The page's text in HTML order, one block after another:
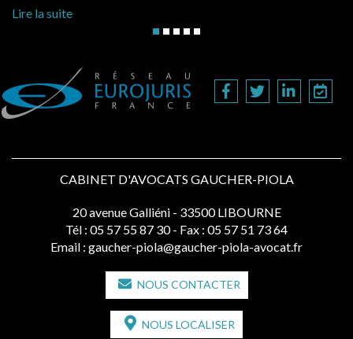
CABINET D'AVOCATS GAUCHER-PIOLA
20 avenue Galliéni - 33500 LIBOURNE
Tél : 05 57 55 87 30 - Fax : 05 57 51 73 64
Email : gaucher-piola@gaucher-piola-avocat.fr
NOUS CONTACTER
NOUS LOCALISER